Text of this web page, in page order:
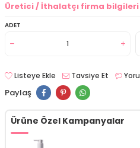
Üretici / İthalatçı firma bilgileri
ADET
Listeye Ekle Tavsiye Et
Paylaş
Ürüne Özel Kampanyalar